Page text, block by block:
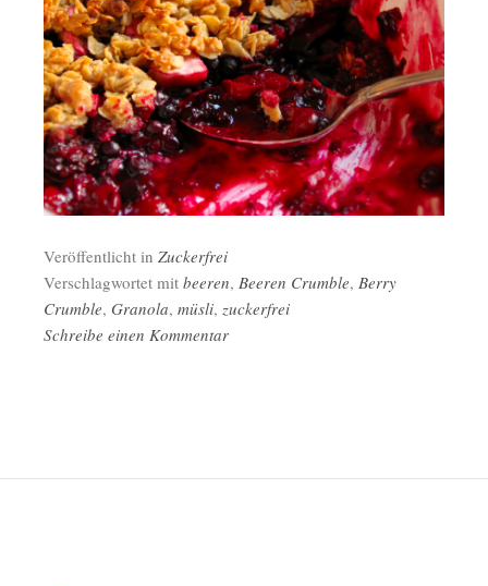
Veröffentlicht in Zuckerfrei
Verschlagwortet mit beeren, Beeren Crumble, Berry
Crumble, Granola, müsli, zuckerfrei
Schreibe einen Kommentar